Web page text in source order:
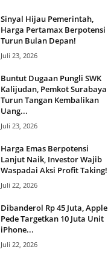
Sinyal Hijau Pemerintah,
Harga Pertamax Berpotensi
Turun Bulan Depan!
Juli 23, 2026
Buntut Dugaan Pungli SWK
Kalijudan, Pemkot Surabaya
Turun Tangan Kembalikan
Uang...
Juli 23, 2026
Harga Emas Berpotensi
Lanjut Naik, Investor Wajib
Waspadai Aksi Profit Taking!
Juli 22, 2026
Dibanderol Rp 45 Juta, Apple
Pede Targetkan 10 Juta Unit
iPhone...
Juli 22, 2026